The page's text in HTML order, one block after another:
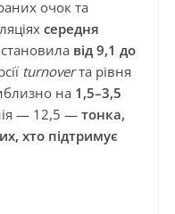
очок та
середня
від 9,1 до
turnoverта рівня
на 1,5–3,5
— 12,5 —тонка,
хто підтримує